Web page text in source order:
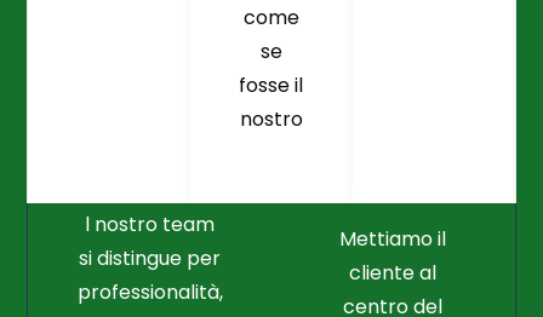
come
se
fosse il
nostro
l nostro team
si distingue per
professionalità,
Mettiamo il
cliente al
centro del